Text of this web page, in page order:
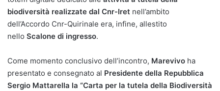
biodiversità realizzate dal Cnr-Iret nell’ambito
dell’Accordo Cnr-Quirinale era, infine, allestito
nello Scalone di ingresso.
Come momento conclusivo dell’incontro, Marevivo ha
presentato e consegnato al Presidente della Repubblica
Sergio Mattarella la “Carta per la tutela della Biodiversità